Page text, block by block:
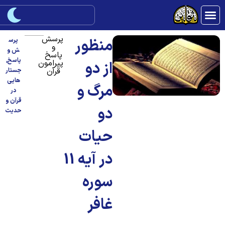
منظور
از دو
مرگ و
دو
حیات
در آیه 11
سوره
غافر
پرسش
و
پاسخ
پیرامون
قرآن
پرس
ش و
پاسخ,
جستار
هایی
قرآن و
حدیث